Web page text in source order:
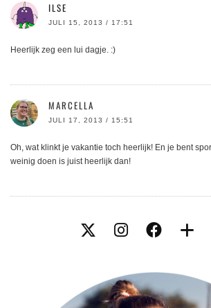
ILSE
JULI 15, 2013 / 17:51
Heerlijk zeg een lui dagje. :)
MARCELLA
JULI 17, 2013 / 15:51
Oh, wat klinkt je vakantie toch heerlijk! En je bent
weinig doen is juist heerlijk dan!